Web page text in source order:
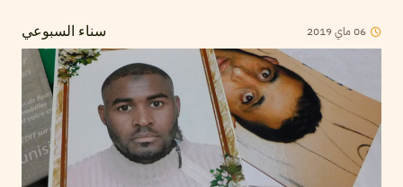
سناء السبوعي 06ماي2019